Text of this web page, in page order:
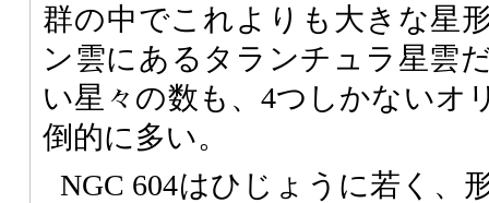
群の中でこれよりも大きな星
ン雲にあるタランチュラ星雲
い星々の数も、4つしかないオ
倒的に多い。
NGC 604はひじょうに若く、